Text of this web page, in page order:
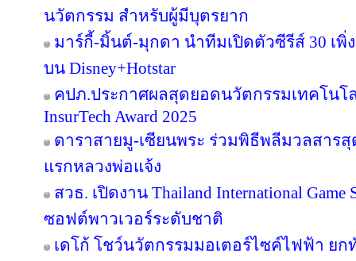
นวัตกรรม สำหรับผู้มีบุตรยาก
มาร์กี้-มิ้นต์-มุกดา นำทีมเปิดตัวซีรีส์ 30 เพิ่
บน Disney+Hotstar
คปภ.ประกาศผลสุดยอดนวัตกรรมเทคโนโ
InsurTech Award 2025
ดาราสายมู-เซียนพระ ร่วมพิธีพลีมวลสาร
แรกหลวงพ่อแจ้ง
สวธ. เปิดงาน Thailand International Game
ซอฟต์พาวเวอร์ระดับชาติ
เดโก้ โชว์นวัตกรรมมอเตอร์ไซค์ไฟฟ้า ยก